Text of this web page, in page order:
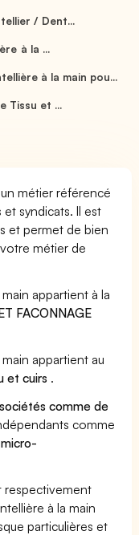
/ Dent...
à la ...
à la main pou...
Tissu et ...
métier référencé
syndicats. Il est
et permet de bien
métier de
appartient à la
FACONNAGE
appartient au
et cuirs .
sociétés comme de
comme
micro-
respectivement
à la main
particulières et